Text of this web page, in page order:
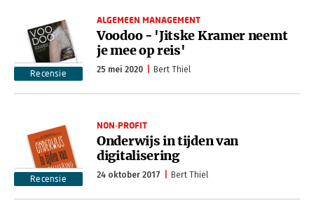
Recensie
ALGEMEEN MANAGEMENT
Voodoo - 'Jitske Kramer neemt
je mee op reis'
25 mei 2020 Bert Thiel
Recensie
NON-PROFIT
Onderwijs in tijden van
digitalisering
24 oktober 2017 Bert Thiel